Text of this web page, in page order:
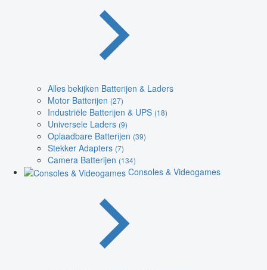
Alles bekijken Batterijen & Laders
Motor Batterijen (27)
Industriële Batterijen & UPS (18)
Universele Laders (9)
Oplaadbare Batterijen (39)
Stekker Adapters (7)
Camera Batterijen (134)
Consoles & Videogames